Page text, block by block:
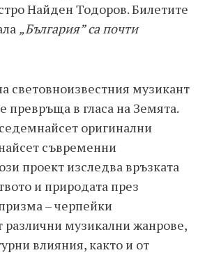
Найден Тодоров. Билетите
„България” са почти
световноизвестния музикант
превръща в гласа на Земята.
оригинални
съвременни
проект изследва връзката
и природата през
– черпейки
различни музикални жанрове,
влияния, както и от